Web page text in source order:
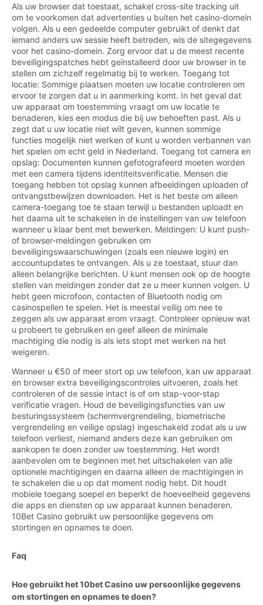
Als uw browser dat toestaat, schakel cross-site tracking uit
om te voorkomen dat advertenties u buiten het casino-domein
volgen. Als u een gedeelde computer gebruikt of denkt dat
iemand anders uw sessie heeft betreden, wis de sitegegevens
voor het casino-domein. Zorg ervoor dat u de meest recente
beveiligingspatches hebt geïnstalleerd door uw browser in te
stellen om zichzelf regelmatig bij te werken. Toegang tot
locatie: Sommige plaatsen moeten uw locatie controleren om
ervoor te zorgen dat u in aanmerking komt. In het geval dat
uw apparaat om toestemming vraagt om uw locatie te
benaderen, kies een modus die bij uw behoeften past. Als u
zegt dat u uw locatie niet wilt geven, kunnen sommige
functies mogelijk niet werken of kunt u worden verbannen van
het spelen om echt geld in Nederland. Toegang tot camera en
opslag: Documenten kunnen gefotografeerd moeten worden
met een camera tijdens identiteitsverificatie. Mensen die
toegang hebben tot opslag kunnen afbeeldingen uploaden of
ontvangstbewijzen downloaden. Het is het beste om alleen
camera-toegang toe te staan terwijl u bestanden uploadt en
het daarna uit te schakelen in de instellingen van uw telefoon
wanneer u klaar bent met bewerken. Meldingen: U kunt push-
of browser-meldingen gebruiken om
beveiligingswaarschuwingen (zoals een nieuwe login) en
accountupdates te ontvangen. Als u ze toestaat, stuur dan
alleen belangrijke berichten. U kunt mensen ook op de hoogte
stellen van meldingen zonder dat ze u meer kunnen volgen. U
hebt geen microfoon, contacten of Bluetooth nodig om
casinospellen te spelen. Het is meestal veilig om nee te
zeggen als uw apparaat erom vraagt. Controleer opnieuw wat
u probeert te gebruiken en geef alleen de minimale
machtiging die nodig is als iets stopt met werken na het
weigeren.
Wanneer u €50 of meer stort op uw telefoon, kan uw apparaat
en browser extra beveiligingscontroles uitvoeren, zoals het
controleren of de sessie intact is of om stap-voor-stap
verificatie vragen. Houd de beveiligingsfuncties van uw
besturingssysteem (schermvergrendeling, biometrische
vergrendeling en veilige opslag) ingeschakeld zodat als u uw
telefoon verliest, niemand anders deze kan gebruiken om
aankopen te doen zonder uw toestemming. Het wordt
aanbevolen om te beginnen met het uitschakelen van alle
optionele machtigingen en daarna alleen de machtigingen in
te schakelen die u op dat moment nodig hebt. Dit houdt
mobiele toegang soepel en beperkt de hoeveelheid gegevens
die apps en diensten op uw apparaat kunnen benaderen.
10Bet Casino gebruikt uw persoonlijke gegevens om
stortingen en opnames te doen.
Faq
Hoe gebruikt het 10bet Casino uw persoonlijke gegevens
om stortingen en opnames te doen?